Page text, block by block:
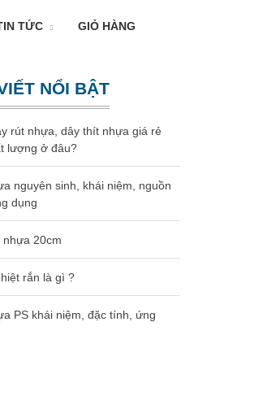
TỨC GIỎ HÀNG
NỔI BẬT
rút nhựa, dây thít nhựa giá rẻ
lượng ở đâu?
nguyên sinh, khái niệm, nguồn
dụng
nhựa 20cm
rắn là gì ?
PS khái niệm, đặc tính, ứng